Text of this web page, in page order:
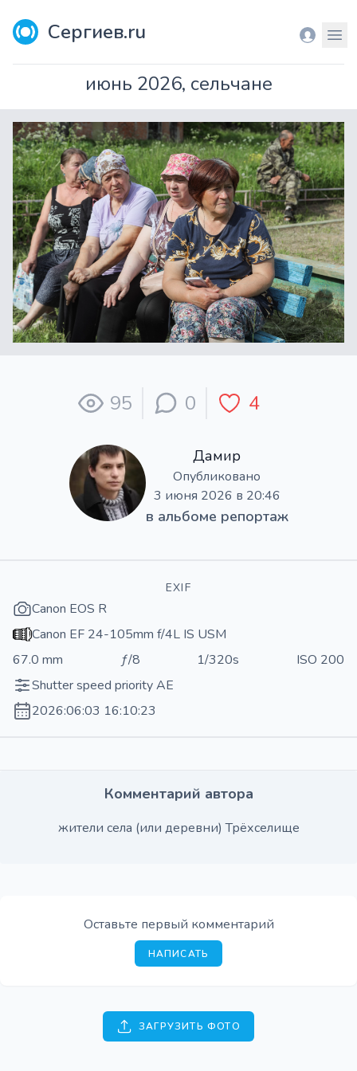
Сергиев.ru Вход
июнь 2026, сельчане
95 0 4
Дамир
Опубликовано
3 июня 2026 в 20:46
в альбоме репортаж
EXIF
Canon EOS R
Canon EF 24-105mm f/4L IS USM
67.0 mm
ƒ/8 1/320s
ISO 200
Shutter speed priority AE
2026:06:03 16:10:23
Комментарий автора
жители села (или деревни) Трёхселище
Оставьте первый комментарий
НАПИСАТЬ
ЗАГРУЗИТЬ ФОТО